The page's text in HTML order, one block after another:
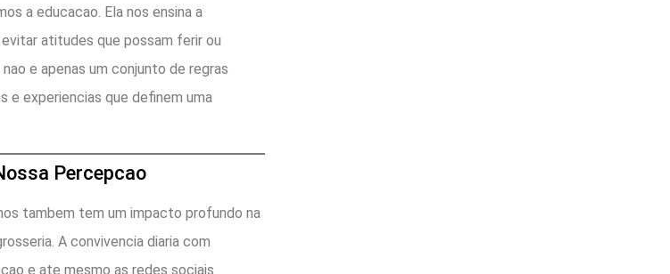
a educacao. Ela nos ensina a
atitudes que possam ferir ou
e apenas um conjunto de regras
e experiencias que definem uma
Percepcao
tambem tem um impacto profundo na
A convivencia diaria com
e ate mesmo as redes sociais